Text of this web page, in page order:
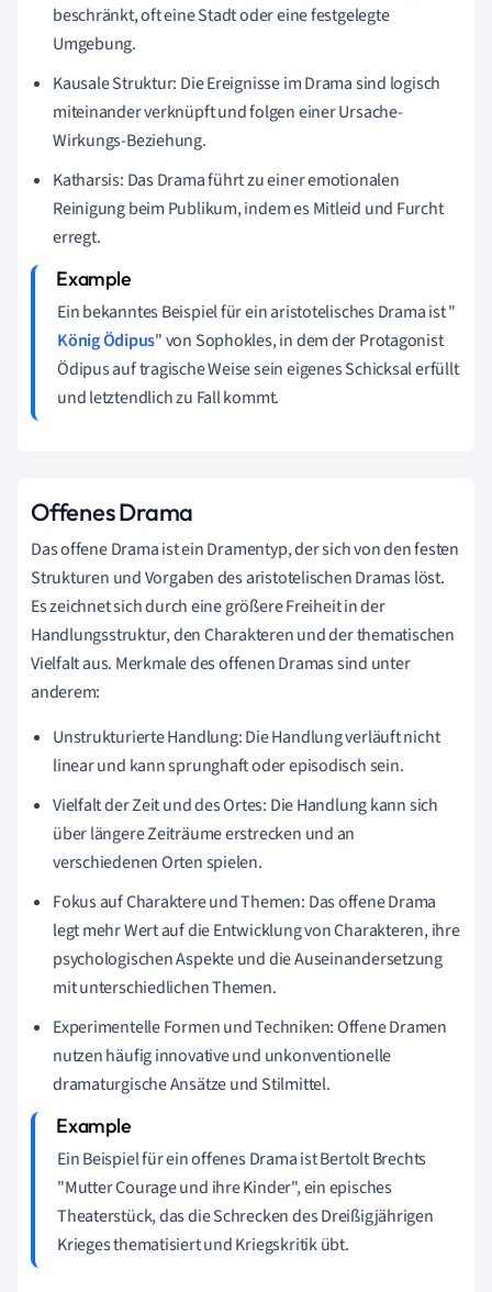
beschränkt, oft eine Stadt oder eine festgelegte
Umgebung.
Kausale Struktur: Die Ereignisse im Drama sind logisch
miteinander verknüpft und folgen einer Ursache-
Wirkungs-Beziehung.
Katharsis: Das Drama führt zu einer emotionalen
Reinigung beim Publikum, indem es Mitleid und Furcht
erregt.
Ein bekanntes Beispiel für ein aristotelisches Drama ist "
König Ödipus" von Sophokles, in dem der Protagonist
Ödipus auf tragische Weise sein eigenes Schicksal erfüllt
und letztendlich zu Fall kommt.
Offenes Drama
Das offene Drama ist ein Dramentyp, der sich von den festen
Strukturen und Vorgaben des aristotelischen Dramas löst.
Es zeichnet sich durch eine größere Freiheit in der
Handlungsstruktur, den Charakteren und der thematischen
Vielfalt aus. Merkmale des offenen Dramas sind unter
anderem:
Unstrukturierte Handlung: Die Handlung verläuft nicht
linear und kann sprunghaft oder episodisch sein.
Vielfalt der Zeit und des Ortes: Die Handlung kann sich
über längere Zeiträume erstrecken und an
verschiedenen Orten spielen.
Fokus auf Charaktere und Themen: Das offene Drama
legt mehr Wert auf die Entwicklung von Charakteren, ihre
psychologischen Aspekte und die Auseinandersetzung
mit unterschiedlichen Themen.
Experimentelle Formen und Techniken: Offene Dramen
nutzen häufig innovative und unkonventionelle
dramaturgische Ansätze und Stilmittel.
Ein Beispiel für ein offenes Drama ist Bertolt Brechts
"Mutter Courage und ihre Kinder", ein episches
Theaterstück, das die Schrecken des Dreißigjährigen
Krieges thematisiert und Kriegskritik übt.